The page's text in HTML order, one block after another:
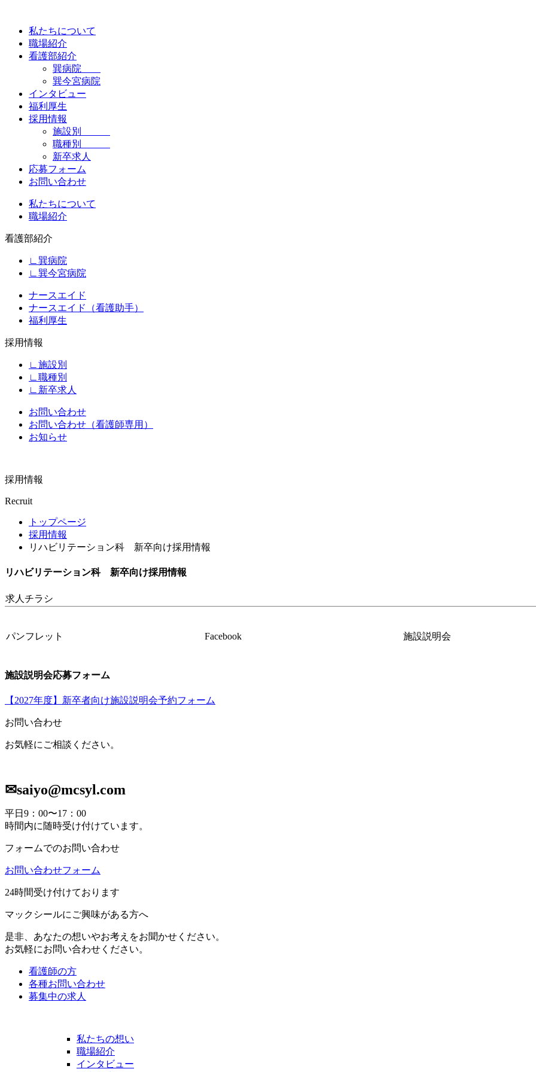
私たちについて
職場紹介
看護部紹介
巽病院
巽今宮病院
インタビュー
福利厚生
採用情報
施設別
職種別
新卒求人
応募フォーム
お問い合わせ
私たちについて
職場紹介
看護部紹介
∟巽病院
∟巽今宮病院
ナースエイド
ナースエイド（看護助手）
福利厚生
採用情報
∟施設別
∟職種別
∟新卒求人
お問い合わせ
お問い合わせ（看護師専用）
お知らせ
採用情報
Recruit
トップページ
採用情報
リハビリテーション科 新卒向け採用情報
リハビリテーション科 新卒向け採用情報
求人チラシ
パンフレット Facebook 施設説明会
施設説明会応募フォーム
【2027年度】新卒者向け施設説明会予約フォーム
お問い合わせ
お気軽にご相談ください。
✉saiyo@mcsyl.com
平日9：00〜17：00
時間内に随時受け付けています。
フォームでのお問い合わせ
お問い合わせフォーム
24時間受け付けております
マックシールにご興味がある方へ
是非、あなたの想いやお考えをお聞かせください。
お気軽にお問い合わせください。
看護師の方
各種お問い合わせ
募集中の求人
私たちの想い
職場紹介
インタビュー